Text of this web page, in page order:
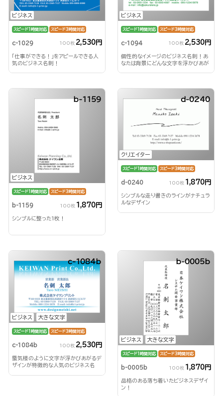
ビジネス
スピード1時間対応 スピード3時間対応
c-1029 100枚 2,530円
「仕事ができる！」をアピールできる人
気のビジネス名刺！
ビジネス
スピード1時間対応 スピード3時間対応
c-1094 100枚 2,530円
個性的なイメージのビジネス名刺！あ
なたは背景にどんな文字を浮かびあが
ビジネス
b-1159
スピード1時間対応 スピード3時間対応
b-1159 100枚 1,870円
シンプルに整った1枚！
クリエイター
d-0240
スピード1時間対応 スピード3時間対応
d-0240 100枚 1,870円
シンプルな走り書きのラインがナチュラ
ルなデザイン
ビジネス 大きな文字
c-1084b
スピード1時間対応 スピード3時間対応
c-1084b 100枚 2,530円
蜃気楼のように文字が浮かびあがるデ
ザインが特徴的な人気のビジネス名
ビジネス 大きな文字
b-0005b
スピード1時間対応 スピード3時間対応
b-0005b 100枚 1,870円
品格のある落ち着いたビジネスデザイ
ン！